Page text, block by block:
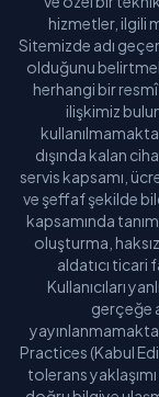
hizmetler, ilgili
Sitemizde adı
olduğunu
herhangi bir
ilişkimiz
dışında kalan
servis kapsamı,
ve şeffaf şekilde
kapsamında
oluşturma,
aldatıcı ticari
Kullanıcıları
gerçeğe
Practices (Kabul
tolerans